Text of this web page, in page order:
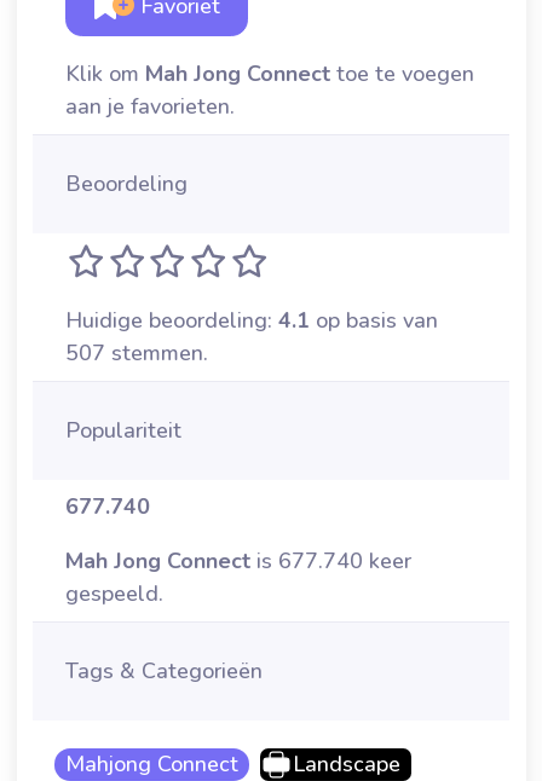
Favoriet
Klik om Mah Jong Connect toe te voegen
aan je favorieten.
Beoordeling
Huidige beoordeling: 4.1 op basis van
507 stemmen.
Populariteit
677.740
Mah Jong Connect is 677.740 keer
gespeeld.
Tags & Categorieën
Mahjong Connect Landscape